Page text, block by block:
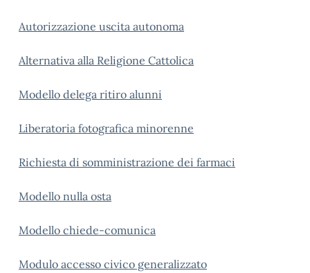
Autorizzazione uscita autonoma
Alternativa alla Religione Cattolica
Modello delega ritiro alunni
Liberatoria fotografica minorenne
Richiesta di somministrazione dei farmaci
Modello nulla osta
Modello chiede-comunica
Modulo accesso civico generalizzato